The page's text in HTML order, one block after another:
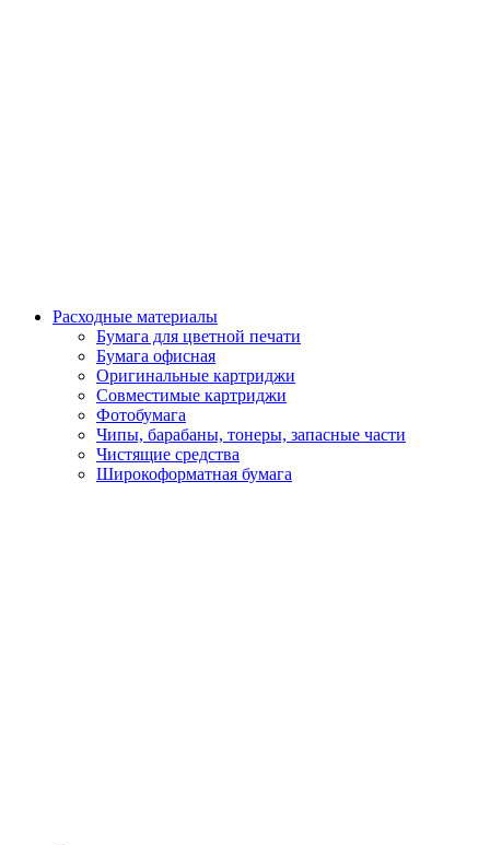
Расходные материалы
Бумага для цветной печати
Бумага офисная
Оригинальные картриджи
Совместимые картриджи
Фотобумага
Чипы, барабаны, тонеры, запасные части
Чистящие средства
Широкоформатная бумага